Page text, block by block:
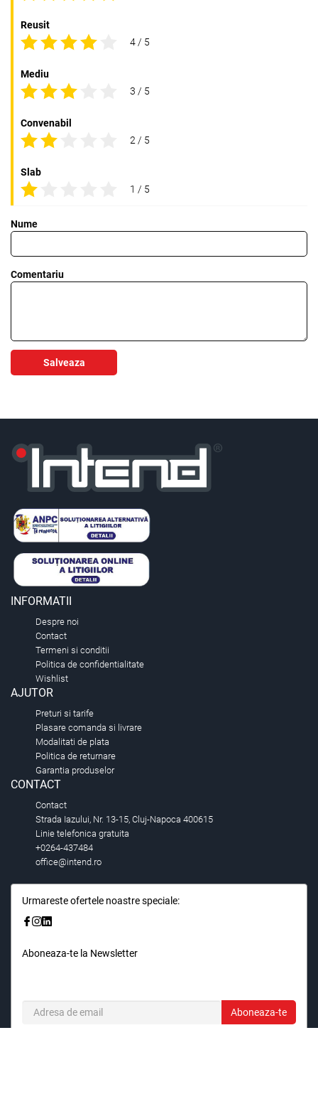
Reusit
4 / 5
Mediu
3 / 5
Convenabil
2 / 5
Slab
1 / 5
Nume
Comentariu
Salveaza
INFORMATII
Despre noi
Contact
Termeni si conditii
Politica de confidentialitate
Wishlist
AJUTOR
Preturi si tarife
Plasare comanda si livrare
Modalitati de plata
Politica de returnare
Garantia produselor
CONTACT
Contact
Strada Iazului, Nr. 13-15, Cluj-Napoca 400615
Linie telefonica gratuita
+0264-437484
office@intend.ro
Urmareste ofertele noastre speciale:
Aboneaza-te la Newsletter
Aboneaza-te